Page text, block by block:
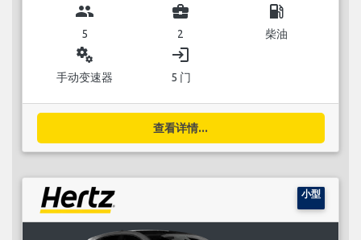
group
5
business_center
2
local_gas_station
柴油
miscellaneous_services
手动变速器
login
5 门
查看详情...
小型